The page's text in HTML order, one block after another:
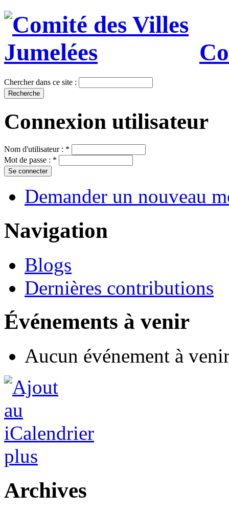
Chercher dans ce site :
Connexion utilisateur
Nom d'utilisateur : *
Mot de passe : *
Demander un nouveau
Navigation
Blogs
Dernières contributions
Événements à venir
Aucun événement à
plus
Archives